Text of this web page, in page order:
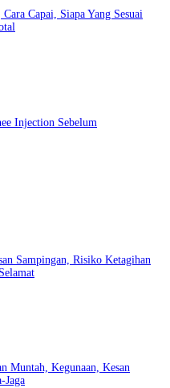
Capai, Siapa Yang Sesuai
Injection Sebelum
Sampingan, Risiko Ketagihan
Muntah, Kegunaan, Kesan
Jaga